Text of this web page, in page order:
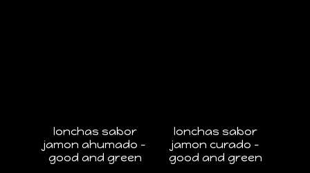
lonchas sabor
jamon ahumado –
good and green
lonchas sabor
jamon curado –
good and green